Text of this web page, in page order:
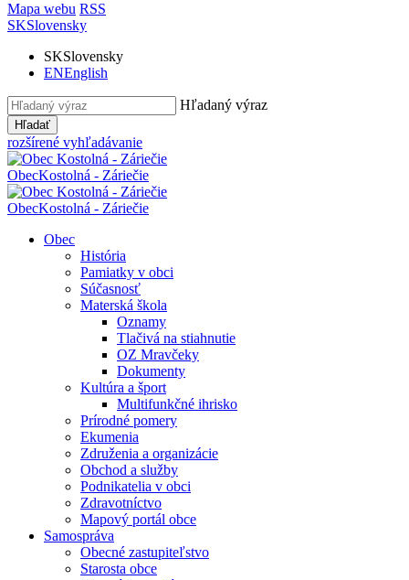
Mapa webu RSS
SKSlovensky
SKSlovensky
ENEnglish
Hľadaný výraz
Hľadať
rozšírené vyhľadávanie
ObecKostolná - Záriečie
ObecKostolná - Záriečie
Obec
História
Pamiatky v obci
Súčasnosť
Materská škola
Oznamy
Tlačivá na stiahnutie
OZ Mravčeky
Dokumenty
Kultúra a šport
Multifunkčné ihrisko
Prírodné pomery
Ekumenia
Združenia a organizácie
Obchod a služby
Podnikatelia v obci
Zdravotníctvo
Mapový portál obce
Samospráva
Obecné zastupiteľstvo
Starosta obce